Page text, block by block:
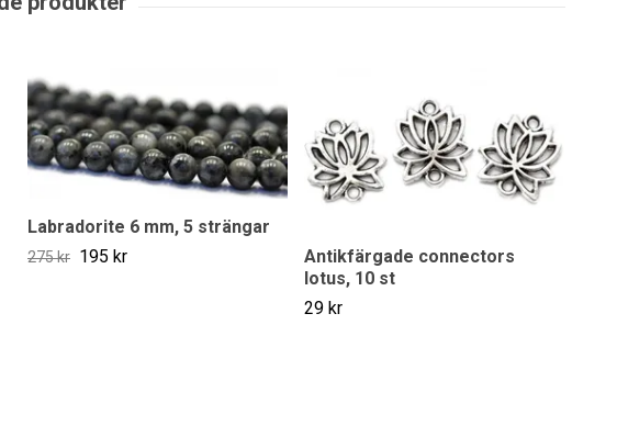
Labradorite 6 mm, 5 strängar
275 kr 195 kr
Antikfärgade connectors
lotus, 10 st
29 kr